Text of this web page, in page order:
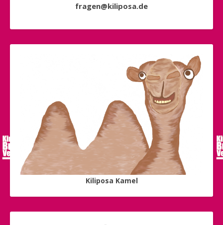
fragen@kiliposa.de
Kiliposa Kamel